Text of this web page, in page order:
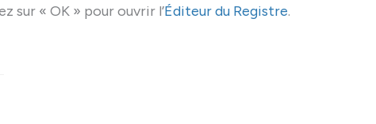
sur « OK » pour ouvrir l’Éditeur du Registre.